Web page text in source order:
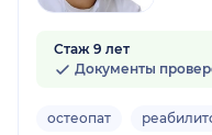
Стаж 9 лет
Документы
остеопат